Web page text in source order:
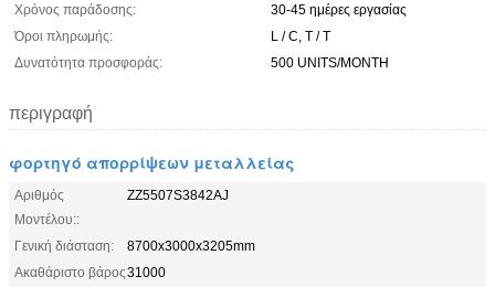
Χρόνος παράδοσης:
30-45 ημέρες εργασίας
Όροι πληρωμής:
L / C, T / T
Δυνατότητα προσφοράς:
500 UNITS/MONTH
περιγραφή
φορτηγό απορρίψεων μεταλλείας
Αριθμός
Μοντέλου::
ZZ5507S3842AJ
Γενική διάσταση:
8700x3000x3205mm
Ακαθάριστο βάρος31000